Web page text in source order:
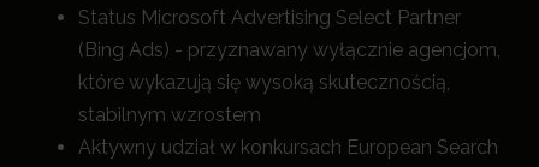
Status Microsoft Advertising Select Partner
(Bing Ads) - przyznawany wyłącznie agencjom,
które wykazują się wysoką skutecznością,
stabilnym wzrostem
Aktywny udział w konkursach European Search